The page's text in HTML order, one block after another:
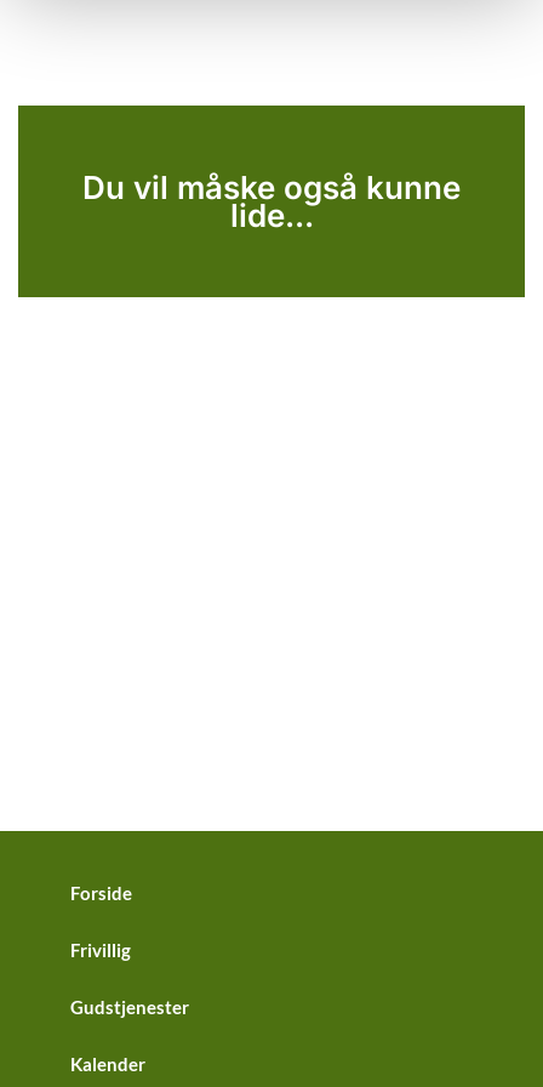
Du vil måske også kunne
lide...
Forside
Frivillig
Gudstjenester
Kalender